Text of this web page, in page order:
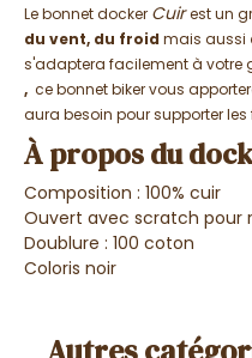
Le bonnet docker Cuirest un
du vent, du froid mais aussi
s'adaptera facilement à votre
, ce bonnet biker vous
aura besoin pour supporter les
À propos du
Composition : 100% cuir
Ouvert avec scratch pour
Doublure : 100 coton
Coloris noir